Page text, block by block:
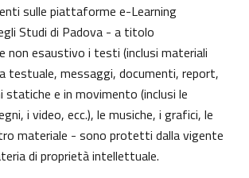
sulle piattaforme e-Learning
Studi di Padova - a titolo
non esaustivo i testi (inclusi materiali
testuale, messaggi, documenti, report,
statiche e in movimento (inclusi le
i video, ecc.), le musiche, i grafici, le
materiale - sono protetti dalla vigente
di proprietà intellettuale.